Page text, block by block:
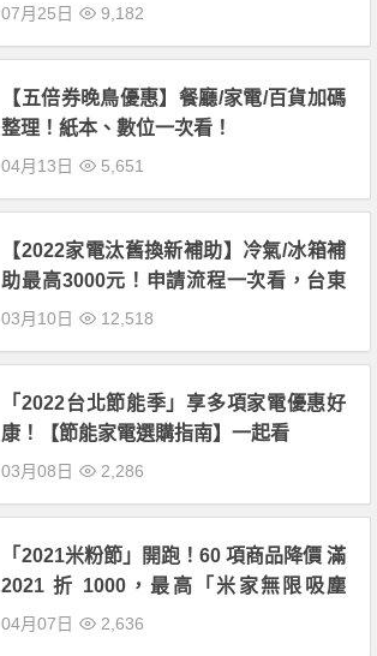
07月25日 9,182
【五倍券晚鳥優惠】餐廳/家電/百貨加碼
整理！紙本、數位一次看！
04月13日 5,651
【2022家電汰舊換新補助】冷氣/冰箱補
助最高3000元！申請流程一次看，台東
縣民適用！
03月10日 12,518
「2022台北節能季」享多項家電優惠好
康！【節能家電選購指南】一起看
03月08日 2,286
「2021米粉節」開跑！60 項商品降價 滿
2021 折 1000，最高「米家無限吸塵
器」折 1500 元！
04月07日 2,636